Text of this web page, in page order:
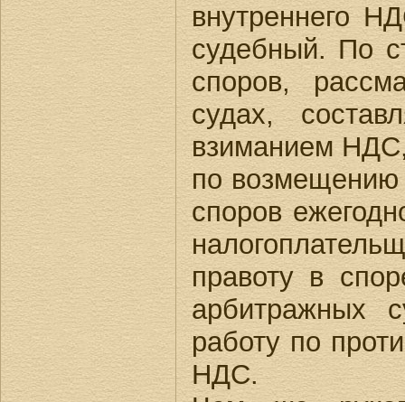
внутреннего
судебный. По
споров,
судах,
взиманием
по возмещению
споров
правоту в
арбитражных
работу по
НДС.